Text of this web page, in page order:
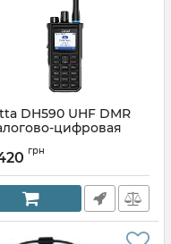
DH590 UHF DMR
цифровая
DH590 UHF
грн